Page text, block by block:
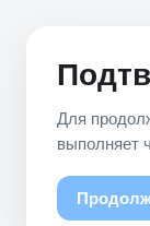
Для
выполняет